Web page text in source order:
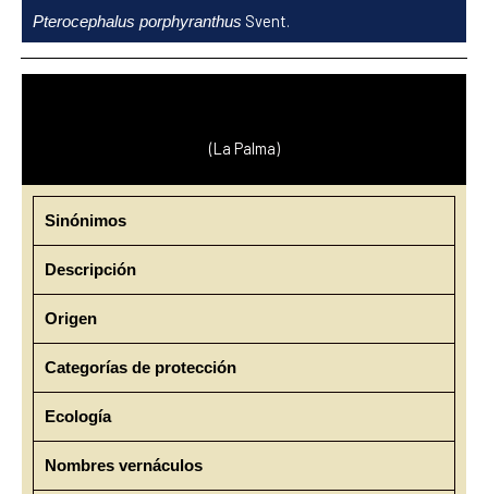
contenido
Pterocephalus porphyranthus Svent.
(La Palma)
Sinónimos
Descripción
Origen
Categorías de protección
Ecología
Nombres vernáculos